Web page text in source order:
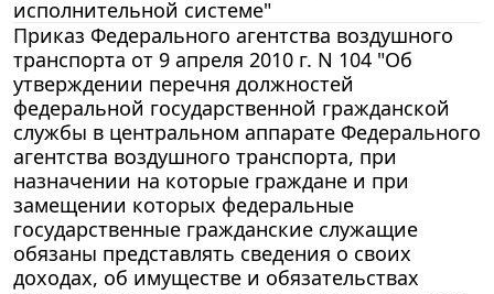
исполнительной системе"
Приказ Федерального агентства воздушного
транспорта от 9 апреля 2010 г. N 104 "Об
утверждении перечня должностей
федеральной государственной гражданской
службы в центральном аппарате Федерального
агентства воздушного транспорта, при
назначении на которые граждане и при
замещении которых федеральные
государственные гражданские служащие
обязаны представлять сведения о своих
доходах, об имуществе и обязательствах